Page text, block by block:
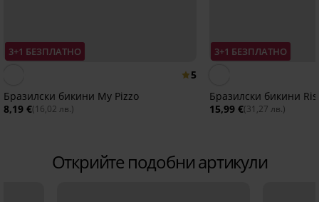
3+1 БЕЗПЛАТНО
5
Бразилски бикини My Pizzo
8,19 €(16,02 лв.)
3+1 БЕЗПЛАТНО
Бразилски бикини
15,99 €(31,27 лв.)
Открийте подобни артикули